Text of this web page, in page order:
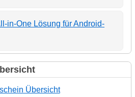
in-One Lösung für Android-
Übersicht